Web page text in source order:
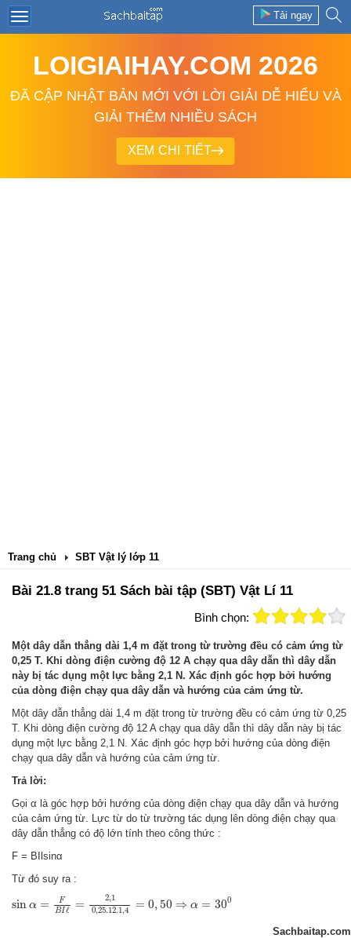
Tải ngay
LOIGIAIHAY.COM 2026
ĐÃ CẬP NHẬT BẢN MỚI VỚI LỜI GIẢI DỄ HIỂU VÀ
GIẢI THÊM NHIỀU SÁCH
XEM CHI TIẾT
Trang chủ SBT Vật lý lớp 11
Bài 21.8 trang 51 Sách bài tập (SBT) Vật Lí 11
Bình chọn:
Một dây dẫn thẳng dài 1,4 m đặt trong từ trường đều có cảm ứng từ
0,25 T. Khi dòng điện cường độ 12 A chạy qua dây dẫn thì dây dẫn
này bị tác dụng một lực bằng 2,1 N. Xác định góc hợp bởi hướng
của dòng điện chạy qua dây dẫn và hướng của cảm ứng từ.
Một dây dẫn thẳng dài 1,4 m đặt trong từ trường đều có cảm ứng từ 0,25
T. Khi dòng điện cường độ 12 A chạy qua dây dẫn thì dây dẫn này bị tác
dụng một lực bằng 2,1 N. Xác định góc hợp bởi hướng của dòng điện
chạy qua dây dẫn và hướng của cảm ứng từ.
Trả lời:
Gọi α là góc hợp bởi hướng của dòng điện chạy qua dây dẫn và hướng
của cảm ứng từ. Lực từ do từ trường tác dụng lên dòng điện chạy qua
dây dẫn thẳng có độ lớn tính theo công thức :
F = BIlsinα
Từ đó suy ra :
sin α =
F
BIℓ = 2,1
0,25.12.1,4 = 0,50 ⇒ α = 300
ℓ= 25.12.1
Sachbaitap.com